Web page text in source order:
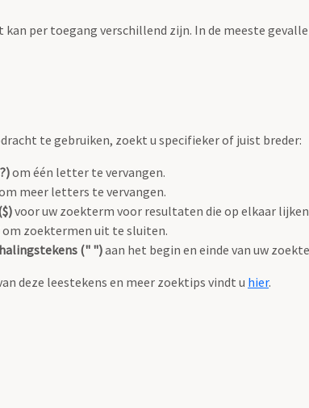
per toegang verschillend zijn. In de meeste
te gebruiken, zoekt u specifieker of juist breder:
om één letter te vervangen.
meer letters te vervangen.
voor uw zoekterm voor resultaten die op elkaar
om zoektermen uit te sluiten.
(" ")aan het begin en einde van uw
deze leestekens en meer zoektips vindt u hier.